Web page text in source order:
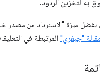
به لتخزين الردود.
مقالة "جيفري" المرتبطة في